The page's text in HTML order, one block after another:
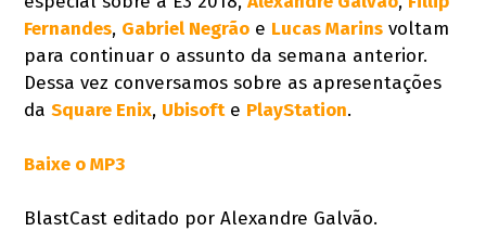
Fernandes, Gabriel Negrão e Lucas Marins voltam
para continuar o assunto da semana anterior.
Dessa vez conversamos sobre as apresentações
daSquare Enix, Ubisofte PlayStation.
Baixe o MP3
BlastCast editado por Alexandre Galvão.